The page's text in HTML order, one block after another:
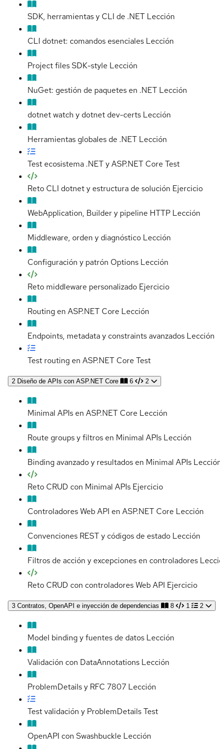
SDK, herramientas y CLI de .NET Lección
CLI dotnet: comandos esenciales Lección
Project files SDK-style Lección
NuGet: gestión de paquetes en .NET Lección
dotnet watch y dotnet dev-certs Lección
Herramientas globales de .NET Lección
Test ecosistema .NET y ASP.NET Core Test
Reto CLI dotnet y estructura de solución Ejercicio
WebApplication, Builder y pipeline HTTP Lección
Middleware, orden y diagnóstico Lección
Configuración y patrón Options Lección
Reto middleware personalizado Ejercicio
Routing en ASP.NET Core Lección
Endpoints, metadata y constraints avanzados Lección
Test routing en ASP.NET Core Test
2 Diseño de APIs con ASP.NET Core 6 2
Minimal APIs en ASP.NET Core Lección
Route groups y filtros en Minimal APIs Lección
Binding avanzado y resultados en Minimal APIs
Reto CRUD con Minimal APIs Ejercicio
Controladores Web API en ASP.NET Core Lección
Convenciones REST y códigos de estado Lección
Filtros de acción y excepciones en controladores
Reto CRUD con controladores Web API Ejercicio
3 Contratos, OpenAPI e inyección de dependencias 8 1 2
Model binding y fuentes de datos Lección
Validación con DataAnnotations Lección
ProblemDetails y RFC 7807 Lección
Test validación y ProblemDetailsTest
OpenAPI con Swashbuckle Lección